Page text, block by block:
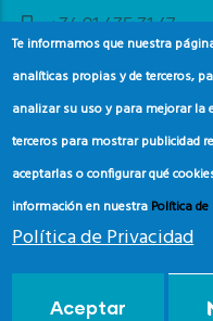
+34 91 435 31 47
Consumidor (ADEAC).
Te informamos que nuestra
analíticas propias y de terceros,
analizar su uso y para mejorar la
terceros para mostrar publicidad
aceptarlas o configurar qué
información en nuestra Política
Política de Privacidad
Aceptar